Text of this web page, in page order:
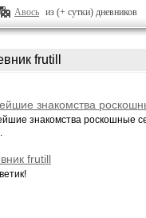
Авось из (+ сутки) дневников
frutill
знакомства
секс это все ты
знакомства роскошные
frutill